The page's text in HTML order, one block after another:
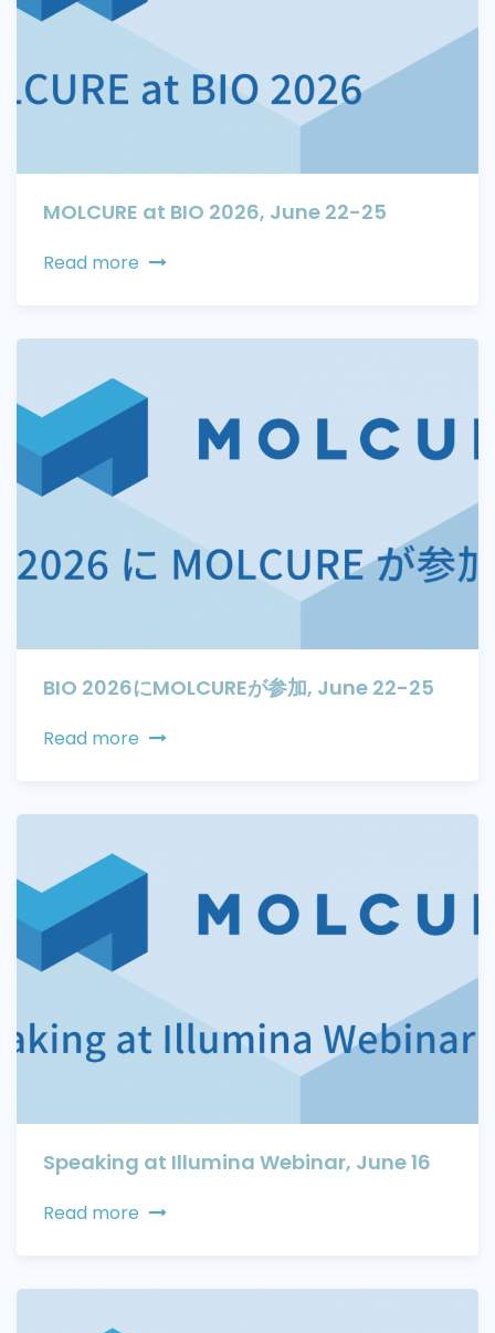
MOLCURE at BIO 2026, June 22-25
Read more
BIO 2026にMOLCUREが参加, June 22-25
Read more
Speaking at Illumina Webinar, June 16
Read more